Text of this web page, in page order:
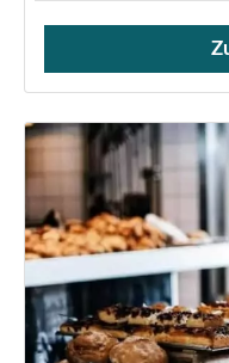
Verkauf von